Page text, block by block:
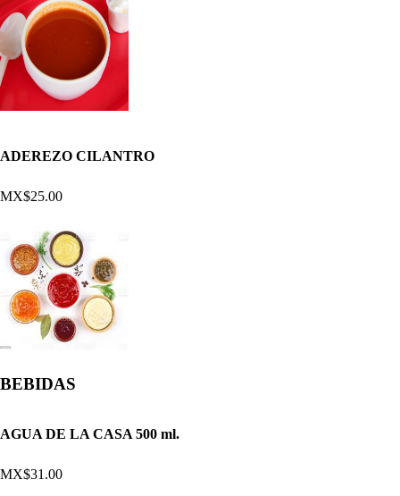
ADEREZO CILANTRO
MX$25.00
BEBIDAS
AGUA DE LA CASA 500 ml.
MX$31.00